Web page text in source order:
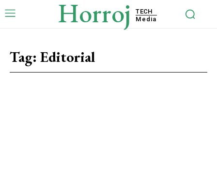
Horroj
TECH
Media
Tag: Editorial